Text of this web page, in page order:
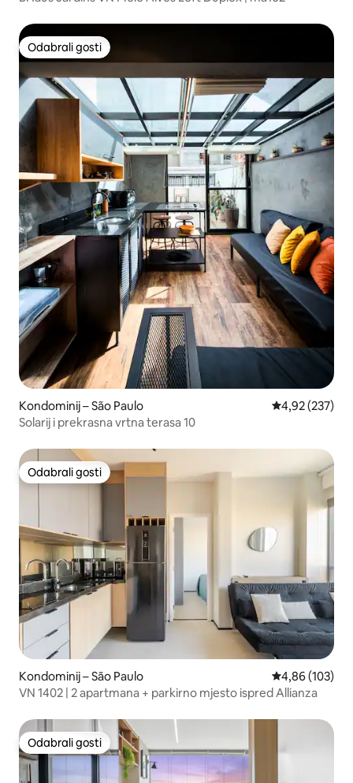
Odabrali gosti
Odabrali gosti
Kondominij – São Paulo Prosječna
4,92 (237)
Solarij i prekrasna vrtna terasa 10
Odabrali gosti
Odabrali gosti
Kondominij – São Paulo Prosječna
4,86 (103)
VN 1402 | 2 apartmana + parkirno mjesto ispred Allianza
Odabrali gosti
Odabrali gosti